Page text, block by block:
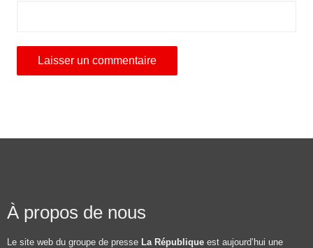
À propos de nous
Le site web du groupe de presse La République est aujourd’hui une